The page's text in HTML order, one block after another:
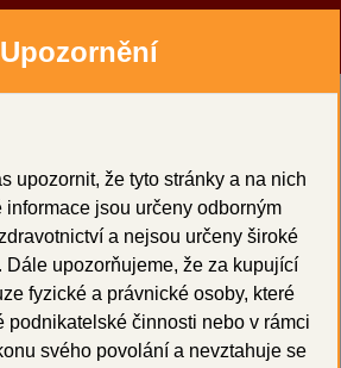
Hledat Přihlásit
nástroje na
Upozornění
upozornit, že tyto stránky a na nich
informace jsou určeny odborným
a nejsou určeny široké
Dále upozorňujeme, že za kupující
fyzické a právnické osoby, které
podnikatelské činnosti nebo v rámci
svého povolání a nevztahuje se